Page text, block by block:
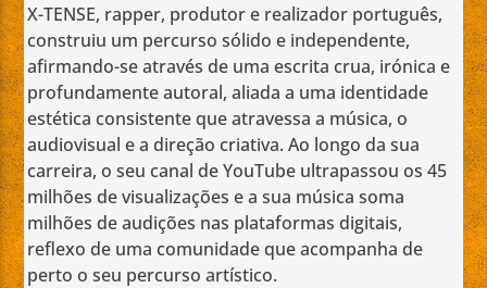
X-TENSE, rapper, produtor e realizador português,
construiu um percurso sólido e independente,
afirmando-se através de uma escrita crua, irónica e
profundamente autoral, aliada a uma identidade
estética consistente que atravessa a música, o
audiovisual e a direção criativa. Ao longo da sua
carreira, o seu canal de YouTube ultrapassou os 45
milhões de visualizações e a sua música soma
milhões de audições nas plataformas digitais,
reflexo de uma comunidade que acompanha de
perto o seu percurso artístico.